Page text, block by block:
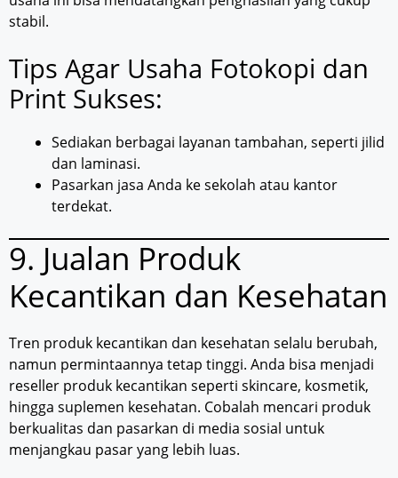
stabil.
Tips Agar Usaha Fotokopi dan
Print Sukses:
Sediakan berbagai layanan tambahan, seperti jilid
dan laminasi.
Pasarkan jasa Anda ke sekolah atau kantor
terdekat.
9. Jualan Produk
Kecantikan dan Kesehatan
Tren produk kecantikan dan kesehatan selalu berubah,
namun permintaannya tetap tinggi. Anda bisa menjadi
reseller produk kecantikan seperti skincare, kosmetik,
hingga suplemen kesehatan. Cobalah mencari produk
berkualitas dan pasarkan di media sosial untuk
menjangkau pasar yang lebih luas.